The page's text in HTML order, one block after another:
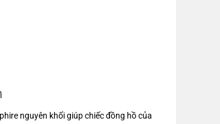
nguyên khối giúp chiếc đồng hồ của